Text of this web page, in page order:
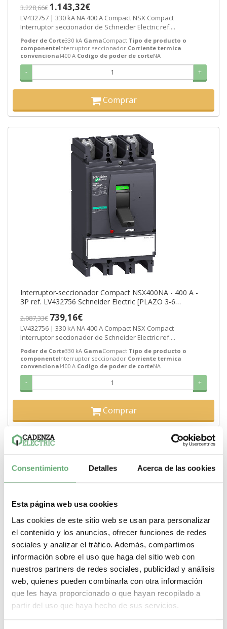
Consentimiento Detalles Acerca de las cookies
Esta página web usa cookies
Las cookies de este sitio web se usan para personalizar
el contenido y los anuncios, ofrecer funciones de redes
sociales y analizar el tráfico. Además, compartimos
información sobre el uso que haga del sitio web con
nuestros partners de redes sociales, publicidad y análisis
web, quienes pueden combinarla con otra información
que les haya proporcionado o que hayan recopilado a
partir del uso que haya hecho de sus servicios.
3.228,66€1.143,32€
LV432757 | 330 kA NA 400 A Compact NSX Compact
Interruptor seccionador de Schneider Electric ref....
Poder de Corte330 kA GamaCompact Tipo de producto o
componenteInterruptor seccionador Corriente termica
convencional400 A Codigo de poder de corteNA
- +
Comprar
Interruptor-seccionador Compact NSX400NA - 400 A -
3P ref. LV432756 Schneider Electric [PLAZO 3-6
2.087,33€ 739,16€
LV432756 | 330 kA NA 400 A Compact NSX Compact
Interruptor seccionador de Schneider Electric ref....
Poder de Corte330 kA GamaCompact Tipo de producto o
componenteInterruptor seccionador Corriente termica
convencional400 A Codigo de poder de corteNA
- +
Comprar
Interruptor-seccionador Compact NSX250NA - 250 A -
4P ref. LV431639 Schneider Electric [PLAZO 3-6
SEMANAS]